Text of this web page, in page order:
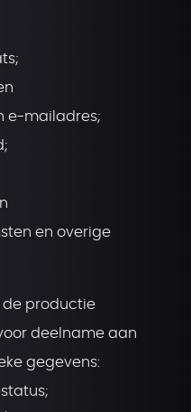
e-mailadres;
en overige
de productie
deelname aan
gegevens: